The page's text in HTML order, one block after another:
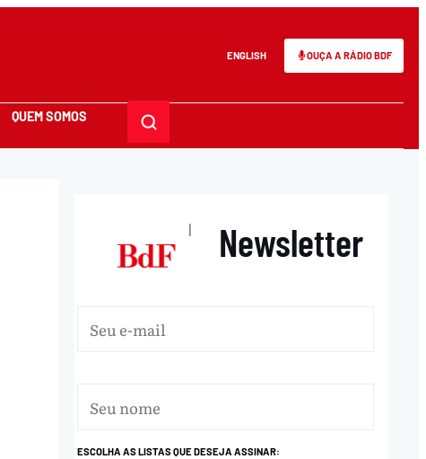
ENGLISH OUÇA A RÁDIO BDF
QUEM SOMOS
| Newsletter
ESCOLHA AS LISTAS QUE DESEJA ASSINAR: